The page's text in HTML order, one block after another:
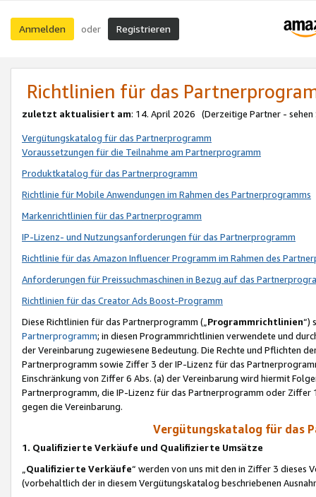
Anmelden oder Registrieren
Richtlinien für das
zuletzt aktualisiert am: 14. April 2026 (Derzeitige Partner - sehen
Vergütungskatalog für das Partnerprogramm
Voraussetzungen für die Teilnahme am Partnerprogramm
Produktkatalog für das Partnerprogramm
Richtlinie für Mobile Anwendungen im Rahmen des Partnerprogramms
Markenrichtlinien für das Partnerprogramm
IP-Lizenz- und Nutzungsanforderungen für das Partnerprogramm
Richtlinie für das Amazon Influencer Programm im Rahmen des
Anforderungen für Preissuchmaschinen in Bezug auf das
Richtlinien für das Creator Ads Boost-Programm
Diese Richtlinien für das Partnerprogramm („Programmrichtlinien“)
Partnerprogramm; in diesen Programmrichtlinien verwendete und
der Vereinbarung zugewiesene Bedeutung. Die Rechte und Pflichten
Partnerprogramm sowie Ziffer 3 der IP-Lizenz für das
Einschränkung von Ziffer 6 Abs. (a) der Vereinbarung wird hiermit
Partnerprogramm, die IP-Lizenz für das Partnerprogramm oder
gegen die Vereinbarung.
Vergütungskatalog für das
1. Qualifizierte Verkäufe und Qualifizierte Umsätze
Qualifizierte Verkäufe“ werden von uns mit den in Ziffer 3
(vorbehaltlich der in diesem Vergütungskatalog beschriebenen